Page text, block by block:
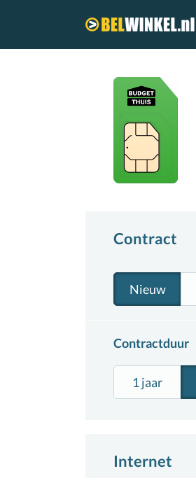
Contract
Nieuw
Contractduur
1 jaar
Internet